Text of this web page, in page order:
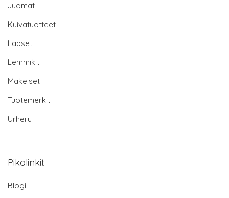
Juomat
Kuivatuotteet
Lapset
Lemmikit
Makeiset
Tuotemerkit
Urheilu
Pikalinkit
Blogi